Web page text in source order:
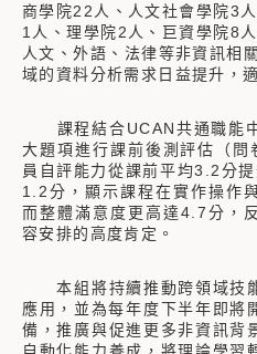
商學院22人、人文社會學院3
1人、理學院2人、巨資學院8
人文、外語、法律等非資訊相
域的資料分析需求日益提升，
課程結合UCAN共通職能中
大題項進行課前後測評估（
員自評能力從課前平均3.2分
1.2分，顯示課程在實作操作
而整體滿意度更高達4.7分，
容安排的高度肯定。
本組將持續推動跨領域技
應用，並為每年度下半年即將
備，推廣與促進更多非資訊背